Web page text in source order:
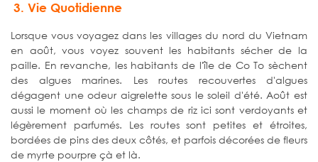
3. Vie Quotidienne
Lorsque vous voyagez dans les villages du nord du Vietnam
en août, vous voyez souvent les habitants sécher de la
paille. En revanche, les habitants de l'île de Co To sèchent
des algues marines. Les routes recouvertes d'algues
dégagent une odeur aigrelette sous le soleil d'été. Août est
aussi le moment où les champs de riz ici sont verdoyants et
légèrement parfumés. Les routes sont petites et étroites,
bordées de pins des deux côtés, et parfois décorées de fleurs
de myrte pourpre çà et là.